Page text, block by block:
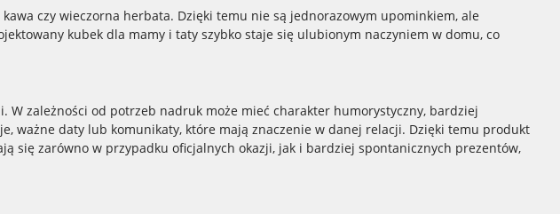
czy wieczorna herbata. Dzięki temu nie są jednorazowym upominkiem, ale
kubek dla mamy i taty szybko staje się ulubionym naczyniem w domu, co
zależności od potrzeb nadruk może mieć charakter humorystyczny, bardziej
ważne daty lub komunikaty, które mają znaczenie w danej relacji. Dzięki temu produkt
się zarówno w przypadku oficjalnych okazji, jak i bardziej spontanicznych prezentów,